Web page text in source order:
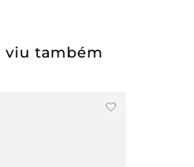
viu também